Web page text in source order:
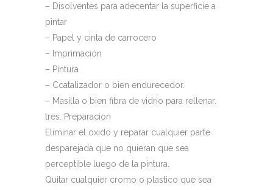
– Disolventes para adecentar la superficie a
pintar
– Papel y cinta de carrocero
– Imprimación
– Pintura
– Ccatalizador o bien endurecedor.
– Masilla o bien fibra de vidrio para rellenar.
tres. Preparacion
Eliminar el oxido y reparar cualquier parte
desparejada que no quieran que sea
perceptible luego de la pintura.
Quitar cualquier cromo o plastico que sea